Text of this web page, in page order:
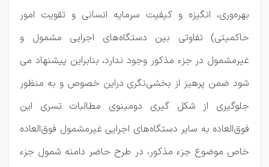
بهره‌وری، انگیزه و کیفیت سرمایه انسانی و تقویت امور
حاکمیتی) تفاوتی بین دستگاه‌های اجرایی مشمول و
غیرمشمول در جزء مذکور وجود ندارد، بنابراین پیشنهاد می
شود ضمن پرهیز از بخشی‌نگری دراین خصوص و به منظور
جلوگیری از شکل گیری دومینوی مطالبات تسری این
فوق‌العاده به سایر دستگاه‌های اجرایی غیرمشمول فوق‌العاده
خاص موضوع جزء مذکور، در طرح حاضر دامنه شمول جزء